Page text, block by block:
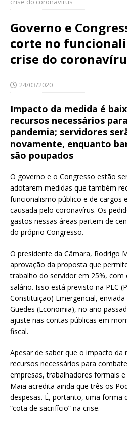
Governo e
corte no
crise do
24/03/2020
Impacto da medida é
recursos necessários
pandemia; servidores
novamente, enquanto
são poupados
O governo e o Congresso estão
adotarem medidas que também
funcionalismo público e de cargos
causada pelo coronavírus. Os
gastos nessas áreas partem de
do próprio Congresso.
O presidente da Câmara, Rodrigo
aprovação da proposta que
trabalho do servidor em 25%,
salário. Isso está previsto na PEC
Constituição) Emergencial,
Guedes (Economia), no ano
ajuste nas contas públicas em
fiscal.
Apesar de saber que o impacto da
recursos necessários para
empresas, trabalhadores formais
Maia acredita ainda que três os
despesas. É, portanto, uma forma
“cota de sacrifício” na crise.